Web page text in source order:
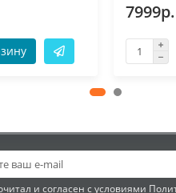
7999р.
и согласен с условиями